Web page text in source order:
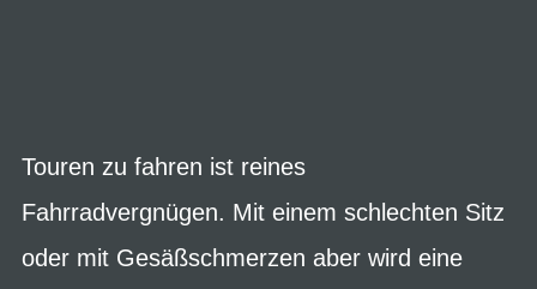
Touren zu fahren ist reines
Fahrradvergnügen. Mit einem schlechten Sitz
oder mit Gesäßschmerzen aber wird eine